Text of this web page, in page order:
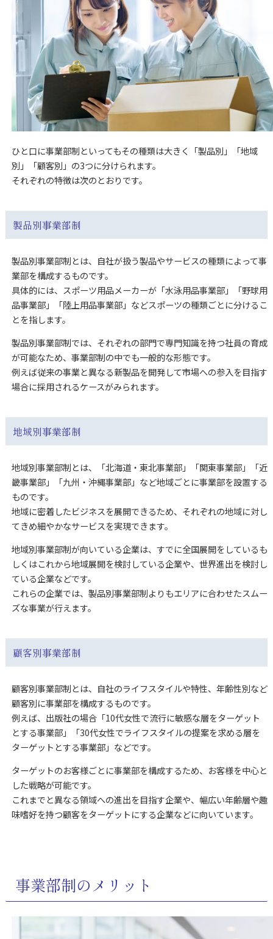
ひと口に事業部制といってもその種類は大きく「製品別」「地域
別」「顧客別」の3つに分けられます。
それぞれの特徴は次のとおりです。
製品別事業部制
製品別事業部制とは、自社が扱う製品やサービスの種類によって事
業部を構成するものです。
具体的には、スポーツ用品メーカーが「水泳用品事業部」「野球用
品事業部」「陸上用品事業部」などスポーツの種類ごとに分けるこ
とを指します。
製品別事業部制では、それぞれの部門で専門知識を持つ社員の育成
が可能なため、事業部制の中でも一般的な形態です。
例えば従来の事業と異なる新製品を開発して市場への参入を目指す
場合に採用されるケースがみられます。
地域別事業部制
地域別事業部制とは、「北海道・東北事業部」「関東事業部」「近
畿事業部」「九州・沖縄事業部」など地域ごとに事業部を設置する
ものです。
地域に密着したビジネスを展開できるため、それぞれの地域に対し
てきめ細やかなサービスを実現できます。
地域別事業部制が向いている企業は、すでに全国展開をしているも
しくはこれから地域展開を検討している企業や、世界進出を検討し
ている企業などです。
これらの企業では、製品別事業部制よりもエリアに合わせたスムー
ズな事業が行えます。
顧客別事業部制
顧客別事業部制とは、自社のライフスタイルや特性、年齢性別など
顧客別に事業部を構成するものです。
例えば、出版社の場合「10代女性で流行に敏感な層をターゲット
とする事業部」「30代女性でライフスタイルの提案を求める層を
ターゲットとする事業部」などです。
ターゲットのお客様ごとに事業部を構成するため、お客様を中心と
した戦略が可能です。
これまでと異なる領域への進出を目指す企業や、幅広い年齢層や趣
味嗜好を持つ顧客をターゲットにする企業などに向いています。
事業部制のメリット